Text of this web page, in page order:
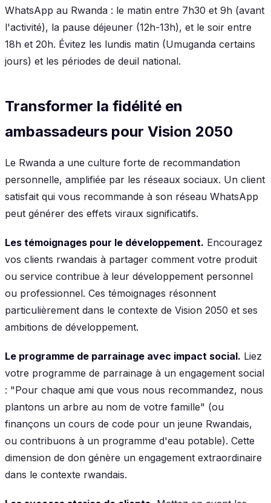
WhatsApp au Rwanda : le matin entre 7h30 et 9h (avant
l'activité), la pause déjeuner (12h-13h), et le soir entre
18h et 20h. Évitez les lundis matin (Umuganda certains
jours) et les périodes de deuil national.
Transformer la fidélité en
ambassadeurs pour Vision 2050
Le Rwanda a une culture forte de recommandation
personnelle, amplifiée par les réseaux sociaux. Un client
satisfait qui vous recommande à son réseau WhatsApp
peut générer des effets viraux significatifs.
Les témoignages pour le développement. Encouragez
vos clients rwandais à partager comment votre produit
ou service contribue à leur développement personnel
ou professionnel. Ces témoignages résonnent
particulièrement dans le contexte de Vision 2050 et ses
ambitions de développement.
Le programme de parrainage avec impact social. Liez
votre programme de parrainage à un engagement social
: "Pour chaque ami que vous nous recommandez, nous
plantons un arbre au nom de votre famille" (ou
finançons un cours de code pour un jeune Rwandais,
ou contribuons à un programme d'eau potable). Cette
dimension de don génère un engagement extraordinaire
dans le contexte rwandais.